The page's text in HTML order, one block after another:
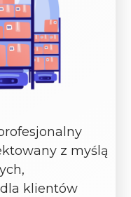
z myślą
klientów